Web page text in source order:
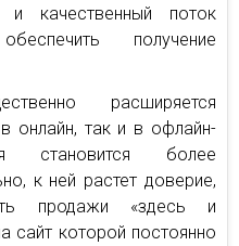
и качественный поток
получение
расширяется
онлайн, так и в офлайн-
становится более
к ней растет доверие,
продажи «здесь и
сайт которой постоянно